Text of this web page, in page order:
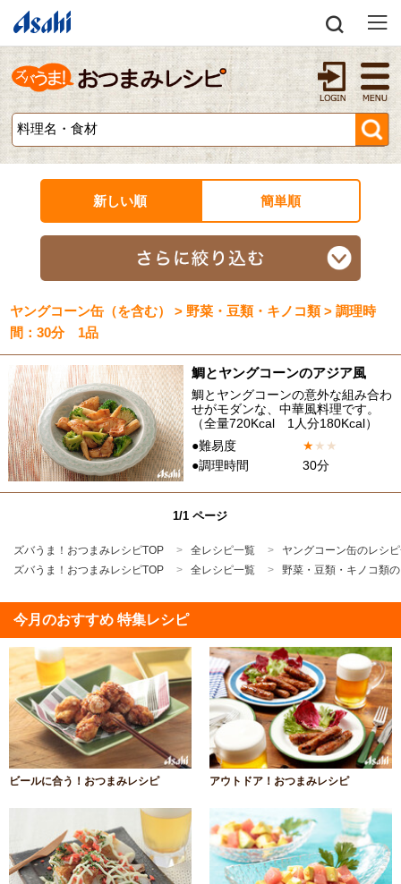
新しい順 簡単順
ヤングコーン缶（を含む） > 野菜・豆類・キノコ類 > 調理時
間：30分 1品
鯛とヤングコーンのアジア風
鯛とヤングコーンの意外な組み合わ
せがモダンな、中華風料理です。
（全量720Kcal 1人分180Kcal）
●難易度
★★ ★
●調理時間
30分
1/1 ページ
ズバうま！おつまみレシピTOP 全レシピ一覧
ヤングコーン缶のレシ
ズバうま！おつまみレシピTOP
全レシピ一覧 野菜・豆類・キノコ類
今月のおすすめ 特集レシピ
ビールに合う！おつまみレシピ アウトドア！おつまみレシピ